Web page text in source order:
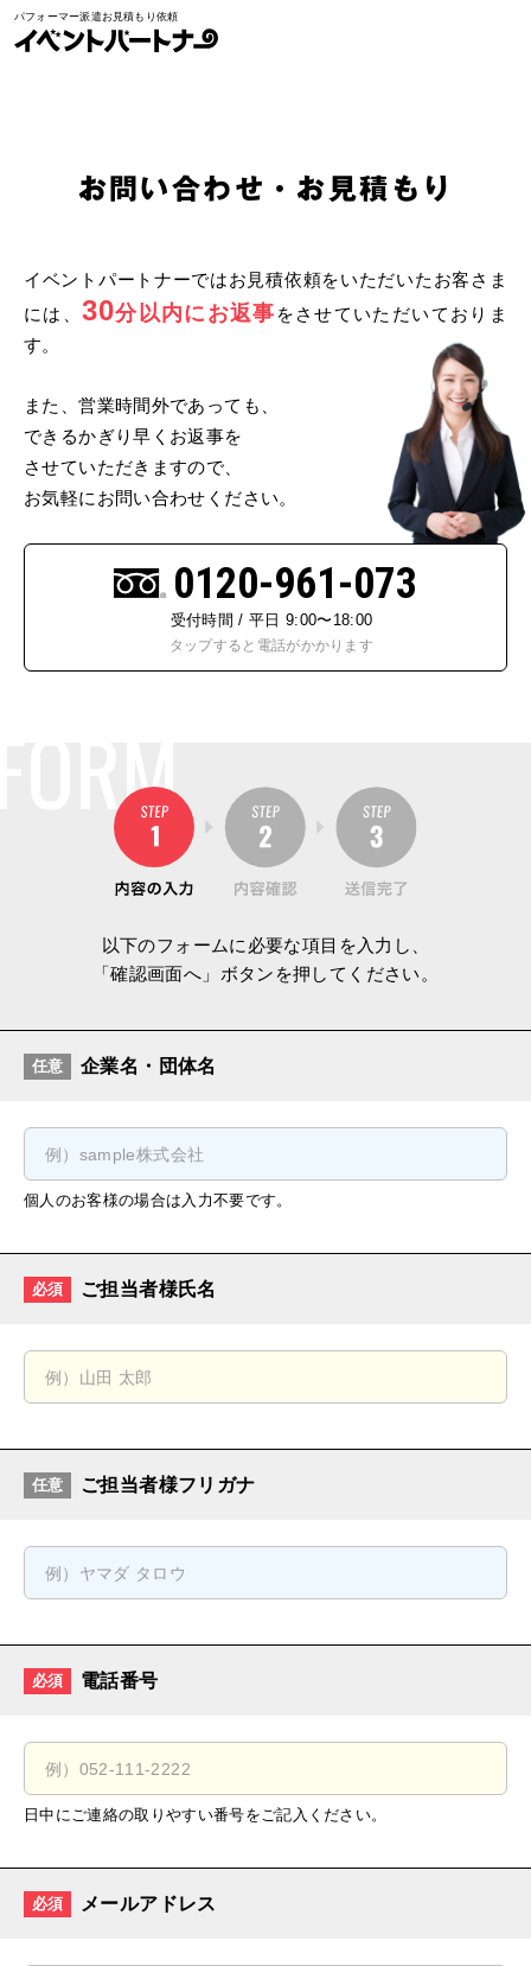
パフォーマー派遣お見積もり依頼
お問い合わせ・お見積もり
イベントパートナーではお見積依頼をいただいたお客さま
には、30分以内にお返事 をさせていただいておりま
す。
また、営業時間外であっても、
できるかぎり早くお返事を
させていただきますので、
お気軽にお問い合わせください。
0120-961-073
受付時間 / 平日 9:00〜18:00
タップすると電話がかかります
以下のフォームに必要な項目を入力し、
「確認画面へ」ボタンを押してください。
任意 企業名・団体名
個人のお客様の場合は入力不要です。
必須 ご担当者様氏名
任意 ご担当者様フリガナ
必須 電話番号
日中にご連絡の取りやすい番号をご記入ください。
必須 メールアドレス